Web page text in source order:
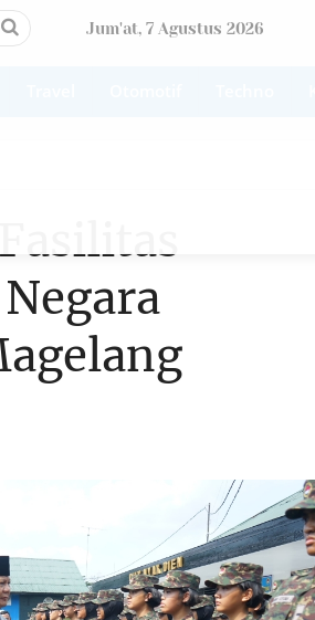
Jum'at, 7 Agustus 2026